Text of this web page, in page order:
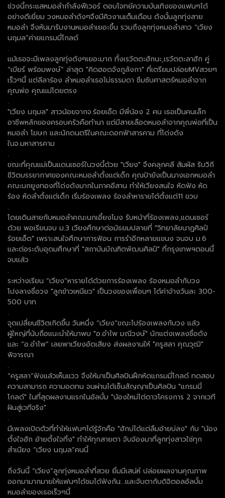
ช่วงนี้กระแสหมอลำกำลังฟีเวอร์ ตอบโจทย์ความบันเทิงของแฟนๆได้
อย่างดีเยี่ยม วงหมอลำดังๆจึงมีคิวงานเต็มเดือน ดังนั้นลูกทุ่งสาย
หมอลำ จึงหันมารับงานหมอลำเยอะขึ้น รวมถึงลูกทุ่งหมอลำสาว “เวียง
นฤมล”ค่ายแกรมมี่โกลด์
.
แม้เธอจะมีเพลงลูกทุ่งดังๆเยอะมาก ทั้งเรวัตตะฮักนะ,เรวัตตะลาฮัก คู่
“เบียร์ พร้อมพงษ์” ล่าสุด "คิดฮอดจังภูลังกา" ที่เตรียมปล่อยMVสวยๆ
เร็วๆนี้ แต่ลีลาร้อง ลำหมอลำเธอไม่ธรรมดา ซึมซับศาสตร์หมอลำจาก
คุณพ่อ คุณแม่โดยตรง
.
"เวียง นฤมล" สาวน้อยจากจ.ร้อยเอ็ด มีพี่น้อง 2 คน เธอเป็นคนเล็ก
อาชีพหลักของครอบครัวคือทำนา แต่มีสายเลือดหมอลำจากคุณพ่อที่เป็น
หมอลำ โฆษก และนักดนตรีในคณะดอกฟ้าสารคาม ที่โด่งดัง
ในจ.มหาสารคาม
.
ขณะที่คุณแม่เป็นแดนเซอร์ในวงนี้ด้วย "เวียง" จึงคลุกคลี สัมผัส รับวิถี
ชีวิตบรรยากาศของคณะหมอลำตั้งแต่เด็ก คุณป้ายังเป็นนางเอกหมอลำ
คณะนกยูงทองที่โด่งดังมากในภาคอีสาน ทำให้เวียงสนใจ หัดฟัง หัด
ร้อง หัดลำตั้งแต่เด็ก เริ่มร้องเพลง ร้องลำหารายได้ตั้งแต่11 ขวบ
.
โดยเดินสายกับหมอลำคณะนกเอี้ยงโมง รับหน้าที่ร้องเพลง,แดนเซอร์
ด้วย พอเรียนจบ ม.3 เวียงศึกษาต่อมัธยมปลายที่ "วิทยาลัยนาฏศิลป์
ร้อยเอ็ด" เพราะสนใจศึกษาการฟ้อน การรำอีกหลายแขนง จนจบ ม.6
และต่อระดับอุดมศึกษาที่ "สถาบันบัณฑิตพัฒนศิลป์" ที่กรุงเทพฯตอนนี้
จบแล้ว
.
ระหว่างเรียน “เวียง”หารายได้ด้วยการร้องเพลง ร้องหมอลำกับวง
โปงลางชื่อวง "ลูกข้าวเหนียว" เป็นวงของเพื่อนๆ ได้ค่าจ้างวันละ 300-
500 บาท
.
จุดเปลี่ยนชีวิตเกิดขึ้น วันหนึ่ง “เวียง”ขณะไปร้องเพลงกับวง แล้ว
ผู้ใหญ่ที่นับถือแนะนำให้มาพบ "อ.อำไพ มณีวงษ์" นักแต่งเพลงชื่อดัง
และ “อ.อำไพ” เลยพาเวียงอัดเสียง ส่งผลงานให้ "ครูสลา คุณวุฒิ"
พิจารณา
.
“ครูสลา”ฟังแล้วเห็นแวว จึงให้มาเป็นศิลปินฝึกหัดแกรมมี่โกลด์ ทดสอบ
ความสามารถ ความอดทน จนผ่านได้เซ็นสัญญาเป็นศิลปิน "แกรมมี่
โกลด์" ในที่สุดผลงานแรกในอัลบั้ม "น้องใหม่ไต่ดาวโครงการ 2 จากเวที
ฝันสู่เวทีจริง"
.
มีเพลงเปิดตัวที่ทำให้แฟนๆได้รู้จักคือ "ฮักบ่ได้แต่ลืมอ้ายบ่ลง" กับ "น้อง
ตั้งใจฮัก อ้ายตั้งใจทิ้ง" ทำให้ทุกสายตา จับจ้องมาที่ลูกทุ่งสาวใช่ทุก
สำเนียง “เวียง นฤมล”คนนี้
.
ถึงวันนี้ “เวียง”ลูกทุ่งหมอลำที่สวย ยิ้มมีเสน่ห์ ปล่อยผลงานคุณภาพ
ออกมามากมายให้แฟนๆได้ชมได้ฟังกัน...และจับตากับดิจิตอลอัลบั้ม
หมอลำของเธอเร็วๆนี้